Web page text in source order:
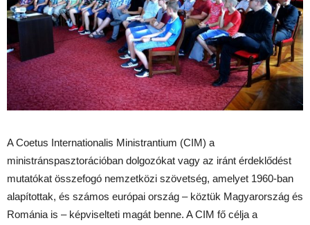
A Coetus Internationalis Ministrantium (CIM) a
ministránspasztorációban dolgozókat vagy az iránt érdeklődést
mutatókat összefogó nemzetközi szövetség, amelyet 1960-ban
alapítottak, és számos európai ország – köztük Magyarország és
Románia is – képviselteti magát benne. A CIM fő célja a